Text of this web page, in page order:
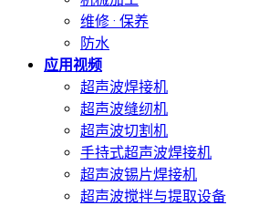
维修 · 保养
防水
应用视频
超声波焊接机
超声波缝纫机
超声波切割机
手持式超声波焊接机
超声波锡片焊接机
超声波搅拌与提取设备